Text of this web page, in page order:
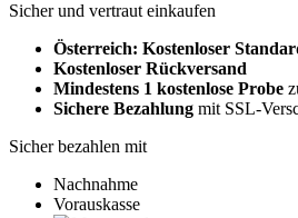
Sicher und vertraut einkaufen
Österreich: Kostenloser
Kostenloser Rückversand
Mindestens 1 kostenlose Probe
Sichere Bezahlung mit SSL-
Sicher bezahlen mit
Nachnahme
Vorauskasse